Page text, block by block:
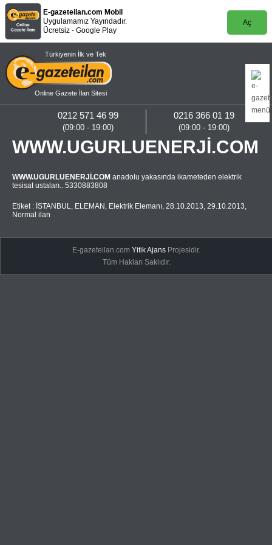
E-gazeteilan.com Mobil
Uygulamamız Yayındadır.
Ücretsiz - Google Play
Aç
Türkiyenin İlk ve Tek
Online Gazete İlan Sitesi
0216 366 01 19
(09:00 - 19:00)
0212 571 46 99
(09:00 - 19:00)
WWW.UGURLUENERJİ.COM
WWW.UGURLUENERJİ.COM anadolu yakasında ikameteden elektrik
tesisat ustaları.. 5330883808
Etiket : İSTANBUL, ELEMAN , Elektrik Elemanı, 28.10.2013, 29.10.2013,
Normal ilan
E-gazeteilan.comYitik Ajans Projesidir.
Tüm Hakları Saklıdır.